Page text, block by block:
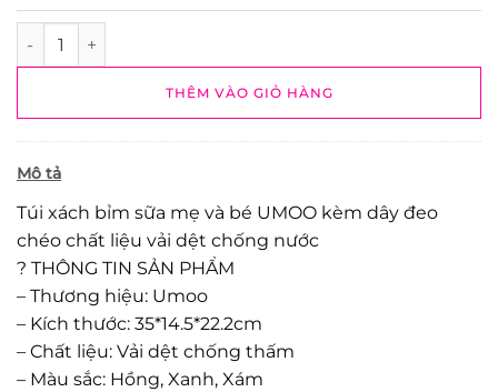
Túi xách bỉm sữa cao cấp Umoo nhiều ngăn đa năng cho
THÊM VÀO GIỎ HÀNG
Mô tả
Túi xách bỉm sữa mẹ và bé UMOO kèm dây đeo
chéo chất liệu vải dệt chống nước
? THÔNG TIN SẢN PHẨM
– Thương hiệu: Umoo
– Kích thước: 35*14.5*22.2cm
– Chất liệu: Vải dệt chống thấm
– Màu sắc: Hồng, Xanh, Xám